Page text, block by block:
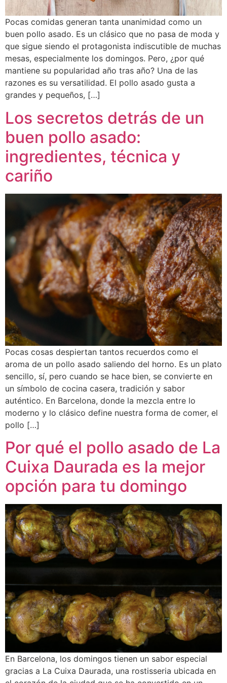
Pocas comidas generan tanta unanimidad como un
buen pollo asado. Es un clásico que no pasa de moda y
que sigue siendo el protagonista indiscutible de muchas
mesas, especialmente los domingos. Pero, ¿por qué
mantiene su popularidad año tras año? Una de las
razones es su versatilidad. El pollo asado gusta a
grandes y pequeños, […]
Los secretos detrás de un
buen pollo asado:
ingredientes, técnica y
cariño
Pocas cosas despiertan tantos recuerdos como el
aroma de un pollo asado saliendo del horno. Es un plato
sencillo, sí, pero cuando se hace bien, se convierte en
un símbolo de cocina casera, tradición y sabor
auténtico. En Barcelona, donde la mezcla entre lo
moderno y lo clásico define nuestra forma de comer, el
pollo […]
Por qué el pollo asado de La
Cuixa Daurada es la mejor
opción para tu domingo
En Barcelona, los domingos tienen un sabor especial
gracias a La Cuixa Daurada, una rostisseria ubicada en